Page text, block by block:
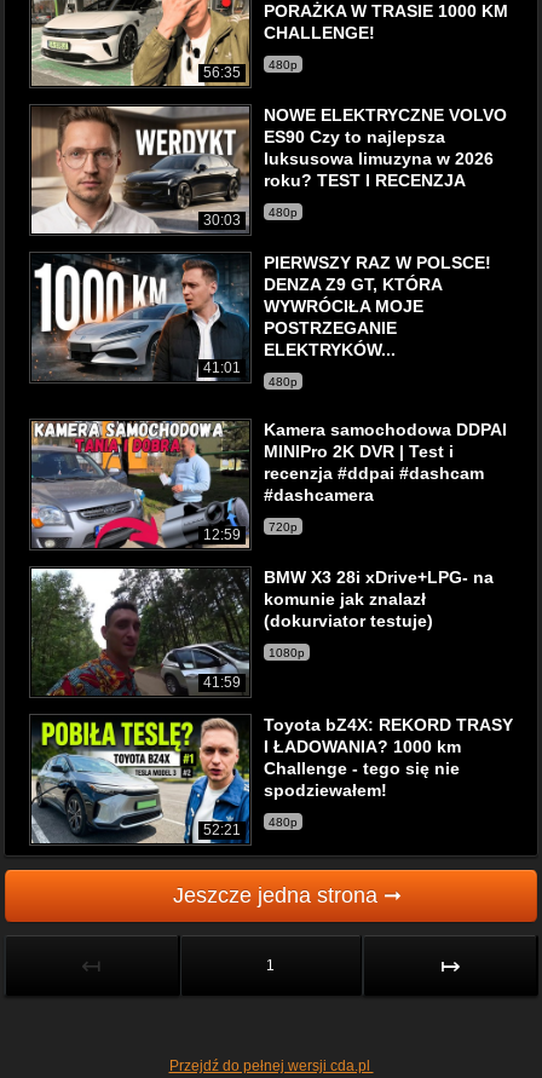
56:35
PORAŻKA W TRASIE 1000 KM
CHALLENGE!
480p
30:03
NOWE ELEKTRYCZNE VOLVO
ES90 Czy to najlepsza
luksusowa limuzyna w 2026
roku? TEST I RECENZJA
480p
41:01
PIERWSZY RAZ W POLSCE!
DENZA Z9 GT, KTÓRA
WYWRÓCIŁA MOJE
POSTRZEGANIE
ELEKTRYKÓW...
480p
12:59
Kamera samochodowa DDPAI
MINIPro 2K DVR | Test i
recenzja #ddpai #dashcam
#dashcamera
720p
41:59
BMW X3 28i xDrive+LPG- na
komunie jak znalazł
(dokurviator testuje)
1080p
52:21
Toyota bZ4X: REKORD TRASY
I ŁADOWANIA? 1000 km
Challenge - tego się nie
spodziewałem!
480p
Jeszcze jedna strona ➞
↤ 1 ↦
Przejdź do pełnej wersji cda.pl